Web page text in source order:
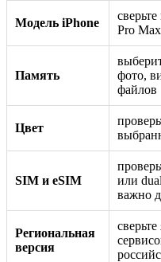
Модель iPhone
Pro
Память
фото,
файлов
Цвет
SIM и eSIM
или
важно
Региональная
версия